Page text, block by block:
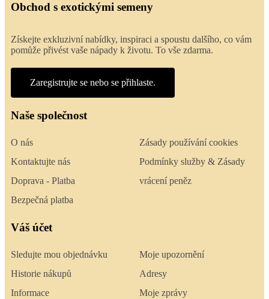
Obchod s exotickými semeny
Získejte exkluzivní nabídky, inspiraci a spoustu dalšího, co vám
pomůže přivést vaše nápady k životu. To vše zdarma.
Zaregistrujte se nebo se přihlaste.
Naše společnost
O nás
Kontaktujte nás
Doprava - Platba
Bezpečná platba
Zásady používání cookies
Podmínky služby & Zásady
vrácení peněz
Váš účet
Sledujte mou objednávku
Historie nákupů
Informace
Moje upozornění
Adresy
Moje zprávy